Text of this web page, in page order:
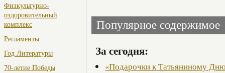
Физкультурно-
оздоровительный
комплекс
Регламенты
Год Литературы
70-летие Победы
Популярное содержимое
За сегодня:
«Подарочки к Татьяниному